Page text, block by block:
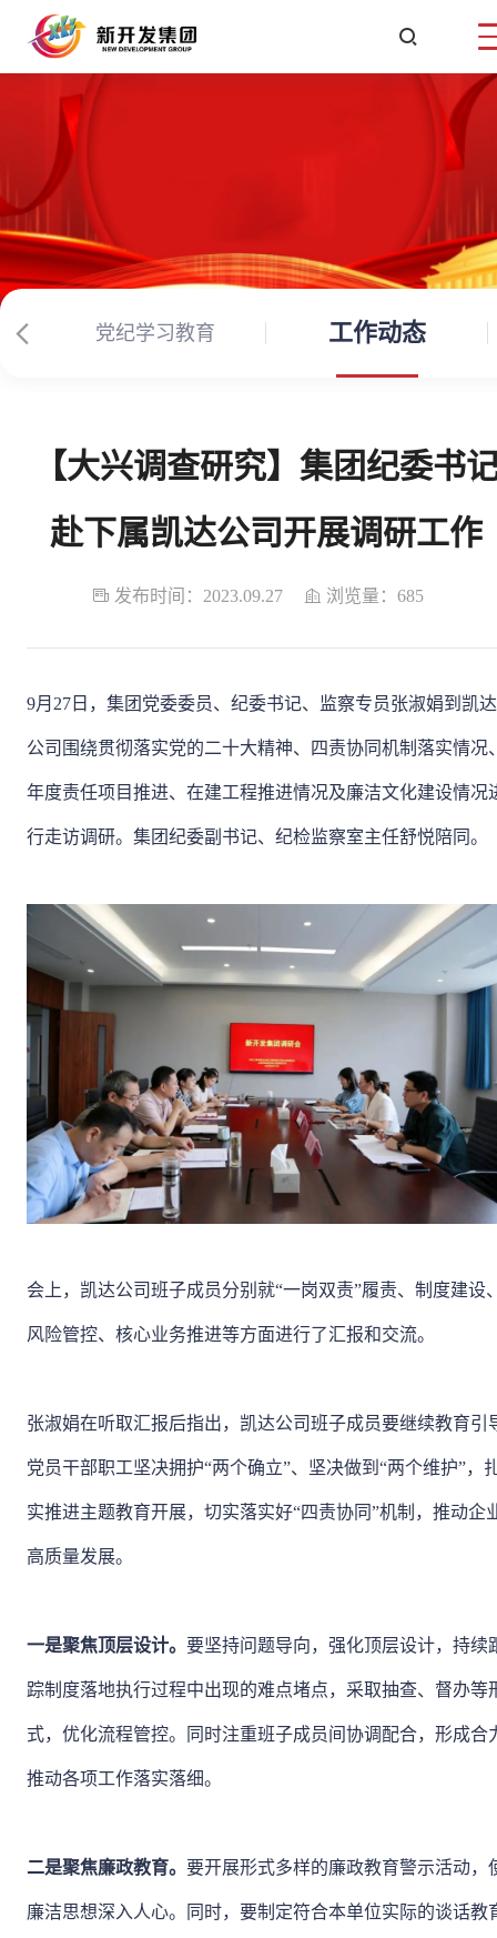

党纪学习教育 工作动态
【大兴调查研究】集团纪委书
赴下属凯达公司开展调研工作
 发布时间：2023.09.27  浏览量：685
9月27日，集团党委委员、纪委书记、监察专员张淑娟到凯达
公司围绕贯彻落实党的二十大精神、四责协同机制落实情况
年度责任项目推进、在建工程推进情况及廉洁文化建设情况
行走访调研。集团纪委副书记、纪检监察室主任舒悦陪同。
会上，凯达公司班子成员分别就“一岗双责”履责、制度建设
风险管控、核心业务推进等方面进行了汇报和交流。
张淑娟在听取汇报后指出，凯达公司班子成员要继续教育引
党员干部职工坚决拥护“两个确立”、坚决做到“两个维护”，
实推进主题教育开展，切实落实好“四责协同”机制，推动企
高质量发展。
一是聚焦顶层设计。 要坚持问题导向，强化顶层设计，持续
踪制度落地执行过程中出现的难点堵点，采取抽查、督办等
式，优化流程管控。同时注重班子成员间协调配合，形成合
推动各项工作落实落细。
二是聚焦廉政教育。 要开展形式多样的廉政教育警示活动，
廉洁思想深入人心。同时，要制定符合本单位实际的谈话教